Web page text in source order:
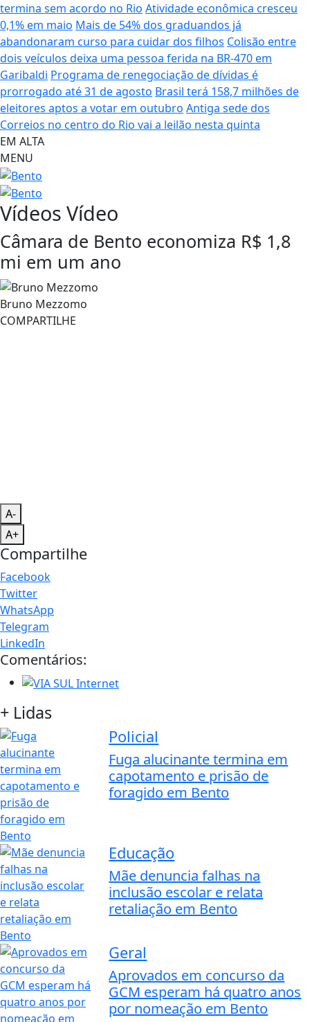
termina sem acordo no Rio Atividade econômica cresceu
0,1% em maio Mais de 54% dos graduandos já
abandonaram curso para cuidar dos filhos Colisão entre
dois veículos deixa uma pessoa ferida na BR-470 em
Garibaldi Programa de renegociação de dívidas é
prorrogado até 31 de agosto Brasil terá 158,7 milhões de
eleitores aptos a votar em outubro Antiga sede dos
Correios no centro do Rio vai a leilão nesta quinta
EM ALTA
MENU
Vídeos Vídeo
Câmara de Bento economiza R$ 1,8
mi em um ano
Bruno Mezzomo
COMPARTILHE
A-
A+
Compartilhe
Facebook
Twitter
WhatsApp
Telegram
LinkedIn
Comentários:
+ Lidas
Policial
Fuga alucinante termina em
capotamento e prisão de
foragido em Bento
Educação
Mãe denuncia falhas na
inclusão escolar e relata
retaliação em Bento
Geral
Aprovados em concurso da
GCM esperam há quatro anos
por nomeação em Bento